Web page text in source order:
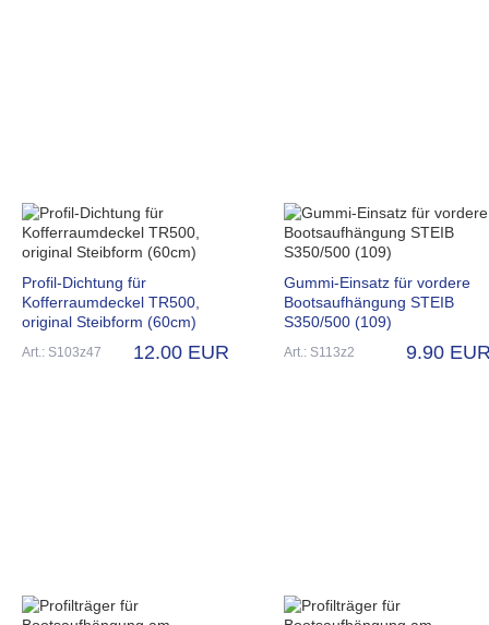
Profil-Dichtung für
Kofferraumdeckel TR500,
original Steibform (60cm)
Art.: S103z47 12.00 EUR
Gummi-Einsatz für vordere
Bootsaufhängung STEIB
S350/500 (109)
Art.: S113z2 9.90